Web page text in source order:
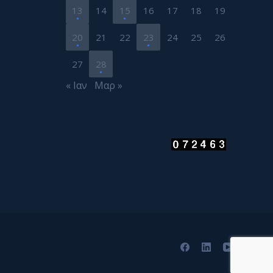
13 14 15 16 17 18 19
20 21 22 23 24 25 26
27 28
« Ιαν Μαρ »